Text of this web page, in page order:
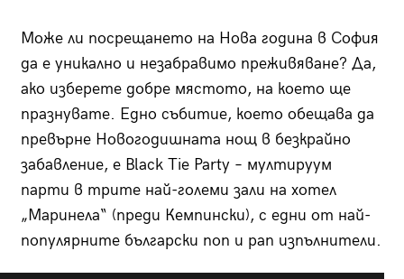
Може ли посрещането на Нова година в София
да е уникално и незабравимо преживяване? Да,
ако изберете добре мястото, на което ще
празнувате. Едно събитие, което обещава да
превърне Новогодишната нощ в безкрайно
забавление, е Black Tie Party – мултируум
парти в трите най-големи зали на хотел
„Маринела“ (преди Кемпински), с едни от най-
популярните български поп и рап изпълнители.